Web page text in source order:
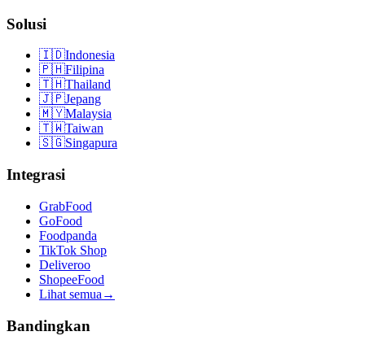
Solusi
🇮🇩Indonesia
🇵🇭Filipina
🇹🇭Thailand
🇯🇵Jepang
🇲🇾Malaysia
🇹🇼Taiwan
🇸🇬Singapura
Integrasi
GrabFood
GoFood
Foodpanda
TikTok Shop
Deliveroo
ShopeeFood
Lihat semua →
Bandingkan